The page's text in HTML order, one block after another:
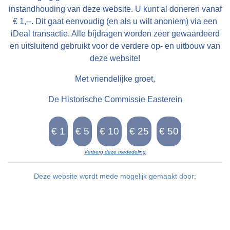
berne op 05-03-1879 en krige de namme fan
syn heit: Gerrit Sjirk Joustra ( 1879-1942).
Earste registraasje fan in firmaDizze Gerrit Sjirk
Joustra liet syn bedriuw op 11-12-1928
ynskriuwe yn it Handelsregister ûnder de
handelsnaam: G.S. Joustra, Handel in
sûnt 1917 wie fêstige yn Oosterend gemeente
Hennaarderadiel. Mear dan turfBrânstof om de
huzen te ferwaarmje wie doetiids benammen
turf. Stadichoan kaam kolen as brânstof yn
gebrûk. De turf kaam út Drinte en de kolen út
Ingelân (Cornwall) en Dútslân. De turf waard per
instandhouding van deze website. U kunt al doneren vanaf
€ 1,--. Dit gaat eenvoudig (en als u wilt anoniem) via een
iDeal transactie. Alle bijdragen worden zeer gewaardeerd
en uitsluitend gebruikt voor de verdere op- en uitbouw van
deze website!
Met vriendelijke groet,
De Historische Commissie Easterein
Verberg deze mededeling
Deze website wordt mede mogelijk gemaakt door: